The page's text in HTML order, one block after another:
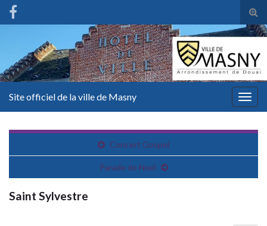
Site officiel de la ville de Masny
Concert Gospel
Parade de Noël
Saint Sylvestre